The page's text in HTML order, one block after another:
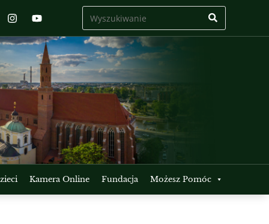
Kamera Online Fundacja Możesz Pomóc